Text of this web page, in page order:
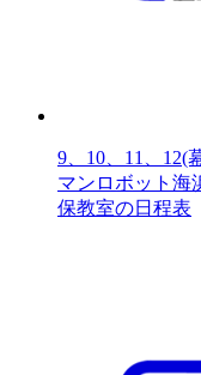
9、10、11、12(
マンロボット海
保教室の日程表